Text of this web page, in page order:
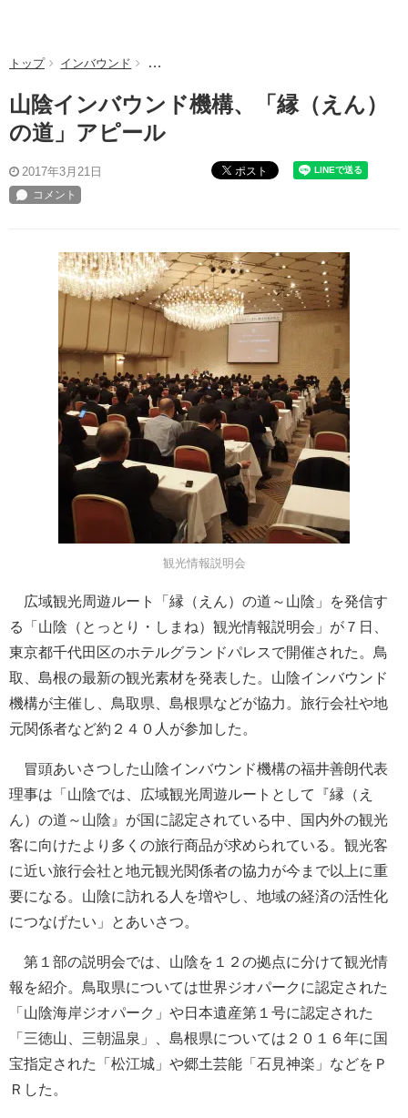
トップ インバウンド 山陰インバウンド機構、「縁（えん）の道」ア
山陰インバウンド機構、「縁（えん）
の道」アピール
2017年3月21日 ポスト
観光情報説明会
広域観光周遊ルート「縁（えん）の道～山陰」を発信す
る「山陰（とっとり・しまね）観光情報説明会」が７日、
東京都千代田区のホテルグランドパレスで開催された。鳥
取、島根の最新の観光素材を発表した。山陰インバウンド
機構が主催し、鳥取県、島根県などが協力。旅行会社や地
元関係者など約２４０人が参加した。
冒頭あいさつした山陰インバウンド機構の福井善朗代表
理事は「山陰では、広域観光周遊ルートとして『縁（え
ん）の道～山陰』が国に認定されている中、国内外の観光
客に向けたより多くの旅行商品が求められている。観光客
に近い旅行会社と地元観光関係者の協力が今まで以上に重
要になる。山陰に訪れる人を増やし、地域の経済の活性化
につなげたい」とあいさつ。
第１部の説明会では、山陰を１２の拠点に分けて観光情
報を紹介。鳥取県については世界ジオパークに認定された
「山陰海岸ジオパーク」や日本遺産第１号に認定された
「三徳山、三朝温泉」、島根県については２０１６年に国
宝指定された「松江城」や郷土芸能「石見神楽」などをＰ
Ｒした。